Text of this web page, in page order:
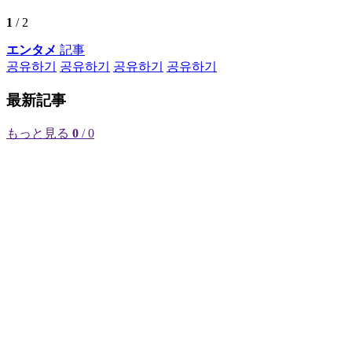
1 / 2
エンタメ 記事
공유하기
공유하기 공유하기 공유하기
最新記事
もっと見る 0 / 0